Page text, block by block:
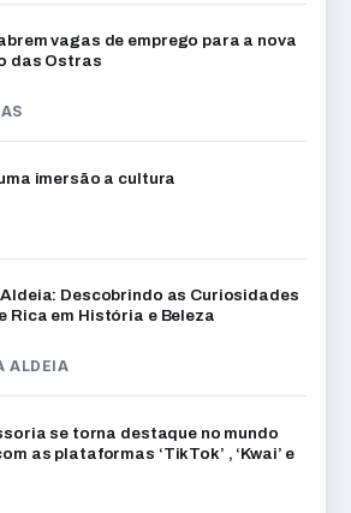
vagas de emprego para a nova
das Ostras
imersão a cultura
Descobrindo as Curiosidades
Rica em História e Beleza
ALDEIA
se torna destaque no mundo
as plataformas ‘TikTok’ , ‘Kwai’ e